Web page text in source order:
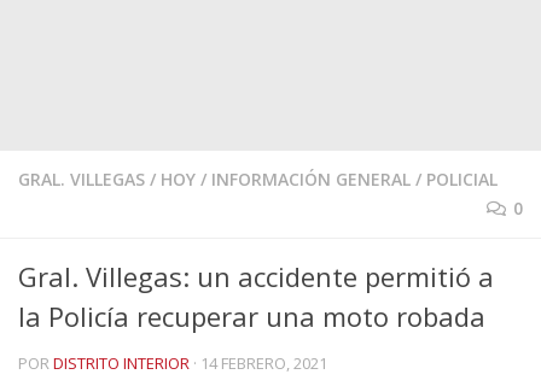
GRAL. VILLEGAS / HOY / INFORMACIÓN GENERAL / POLICIAL
0
Gral. Villegas: un accidente permitió a
la Policía recuperar una moto robada
PORDISTRITO INTERIOR · 14 FEBRERO, 2021